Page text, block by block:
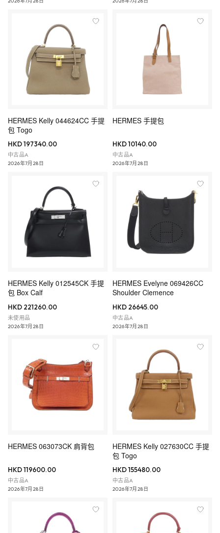
HERMES Kelly 044624CC 手提
包 Togo
HKD 197340.00
中古品A
2026年7月28日
HERMES 手提包
HKD 10140.00
中古品A
2026年7月28日
HERMES Kelly 012545CK 手提
包 Box Calf
HKD 221260.00
未使用品
2026年7月28日
HERMES Evelyne 069426CC
Shoulder Clemence
HKD 26645.00
中古品A
2026年7月28日
HERMES 063073CK 肩背包
HKD 119600.00
中古品A
2026年7月28日
HERMES Kelly 027630CC 手提
包 Togo
HKD 155480.00
中古品A
2026年7月28日